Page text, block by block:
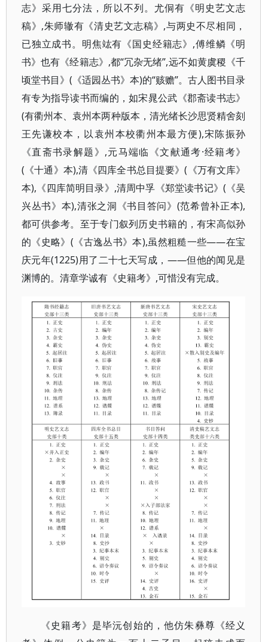
志》采用七分法，所以不列。尤侗有《明史艺文志
稿》,朱师辙有《清史艺文志稿》,与两史不尽相同，
已独立成书。明焦竑有《国史经籍志》,傅维鳞《明
书》也有《经籍志》,都“冗杂无绪”,远不如黄虞稷《千
顷堂书目》(《适园丛书》本)的“赅赡”。古人图书目录
有专为指导读书而编的，如宋晁公武《郡斋读书志》
(有衢州本、袁州本两种版本，清光绪长沙思贤精舍刻
王先谦校本，以袁州本校衢州本最方便),宋陈振孙
《直斋书录解题》,元马端临《文献通考·经籍考》
(《十通》本),清《四库全书总目提要》(《万有文库》
本),《四库简明目录》,清周中孚《郑堂读书记》(《吴
兴丛书》本),清张之洞《书目答问》(范希曾补正本),
都可供参考。至于专门叙列历史书籍的，有宋高似孙
的《史略》(《古逸丛书》本),虽然粗糙一些——在宝
庆元年(1225)用了二十七天写成，——但他的闻见是
渊博的。清章学诚有《史籍考》,可惜没有完成。
《史籍考》是毕沅创始的，他仿朱彝尊《经义